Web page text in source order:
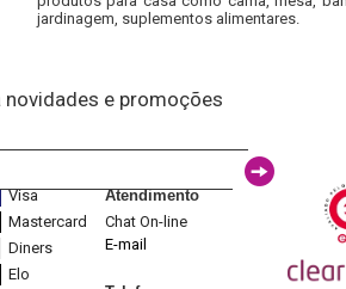
jardinagem, suplementos alimentares.
novidades e promoções
Visa
Mastercard
Diners
Elo
Atendimento
Chat On-line
E-mail